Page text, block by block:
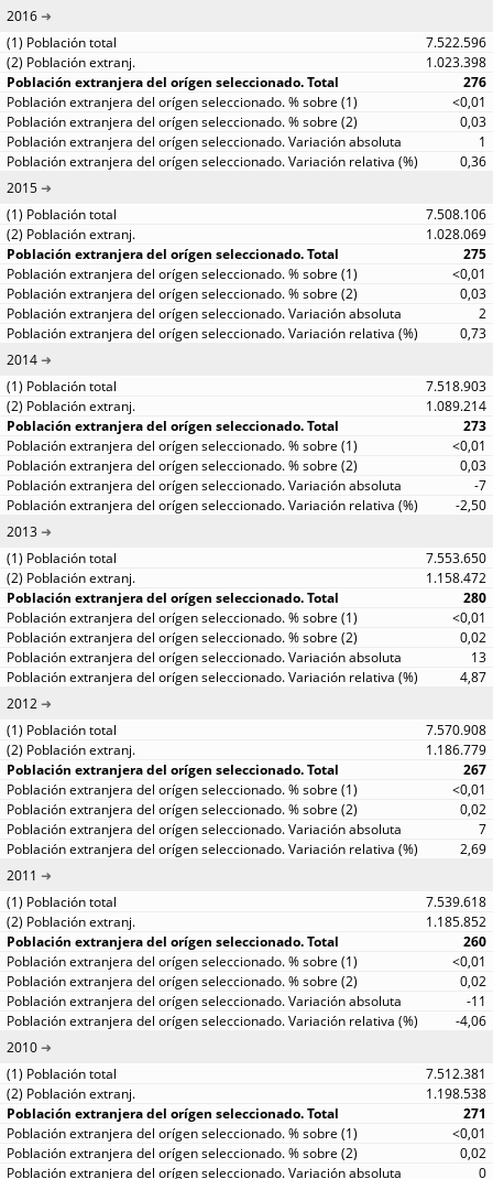
2016
7.522.596
1.023.398
276
<0,01
0,03
1
0,36
2015
7.508.106
1.028.069
275
<0,01
0,03
2
0,73
2014
7.518.903
1.089.214
273
<0,01
0,03
-7
-2,50
2013
7.553.650
1.158.472
280
<0,01
0,02
13
4,87
2012
7.570.908
1.186.779
267
<0,01
0,02
7
2,69
2011
7.539.618
1.185.852
260
<0,01
0,02
-11
-4,06
2010
7.512.381
1.198.538
271
<0,01
0,02
0